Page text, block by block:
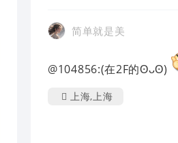
简单就是美
@104856:(在2F的ʘᴗʘ)
上海,上海